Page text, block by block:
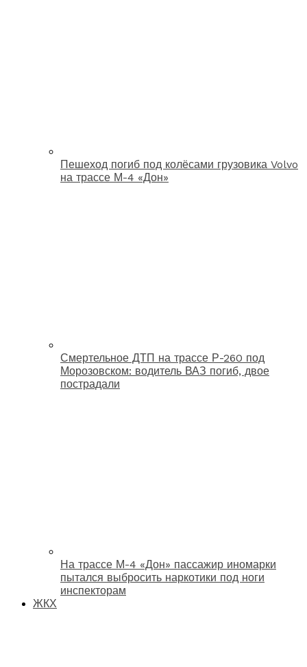
Пешеход погиб под колёсами грузовика Volvo
на трассе М-4 «Дон»
Смертельное ДТП на трассе Р-260 под
Морозовском: водитель ВАЗ погиб, двое
пострадали
На трассе М-4 «Дон» пассажир иномарки
пытался выбросить наркотики под ноги
инспекторам
ЖКХ